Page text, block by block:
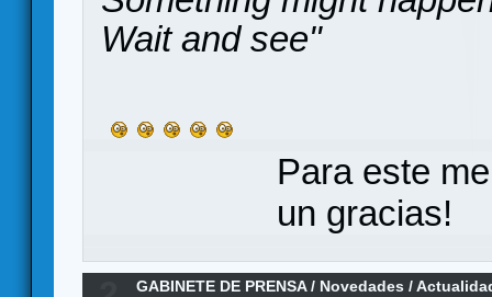
Wait and see"
Para este
un gracias!
GABINETE DE PRENSA/ Novedades /